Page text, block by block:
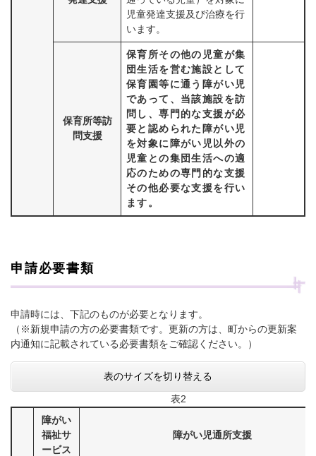
児童発達支援及び治療を行
います。
保育所等訪
問支援
保育所その他の児童が集
団生活を営む施設として
保育園等に通う障がい児
であって、当該施設を訪
問し、専門的な支援が必
要と認められた障がい児
を対象に障がい児以外の
児童との集団生活への適
応のための専門的な支援
その他必要な支援を行い
ます。
申請必要書類
申請時には、下記のものが必要となります。
（※新規申請の方の必要書類です。更新の方は、町からの更新案
内通知に記載されている必要書類をご確認ください。）
表のサイズを切り替える
表2
障がい
福祉サ
ービス
障がい児通所支援